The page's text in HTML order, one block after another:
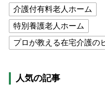
介護付有料老人ホーム
特別養護老人ホーム
プロが教える在宅介護の
高木ブー
ケアマネジャ
人気の記事